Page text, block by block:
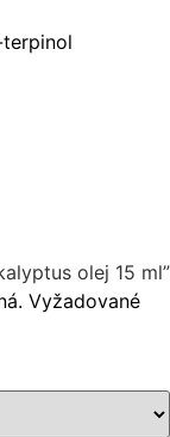
olej 15 ml”
Vyžadované